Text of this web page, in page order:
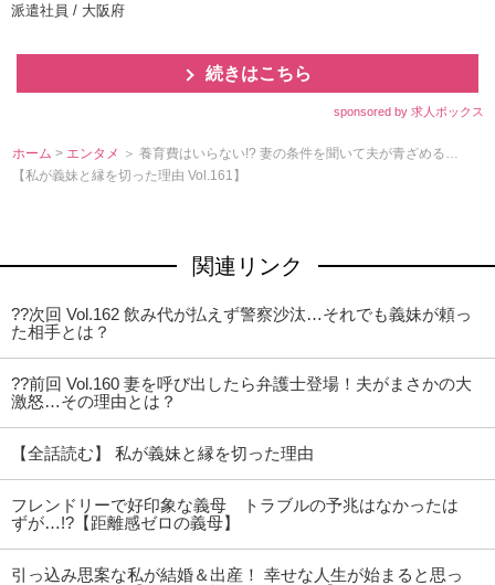
派遣社員 / 大阪府
続きはこちら
sponsored by 求人ボックス
ホーム > エンタメ ＞ 養育費はいらない!? 妻の条件を聞いて夫が青ざめる…
【私が義妹と縁を切った理由 Vol.161】
関連リンク
??次回 Vol.162 飲み代が払えず警察沙汰…それでも義妹が頼っ
た相手とは？
??前回 Vol.160 妻を呼び出したら弁護士登場！夫がまさかの大
激怒…その理由とは？
【全話読む】 私が義妹と縁を切った理由
フレンドリーで好印象な義母 トラブルの予兆はなかったは
ずが…!?【距離感ゼロの義母】
引っ込み思案な私が結婚＆出産！ 幸せな人生が始まると思っ